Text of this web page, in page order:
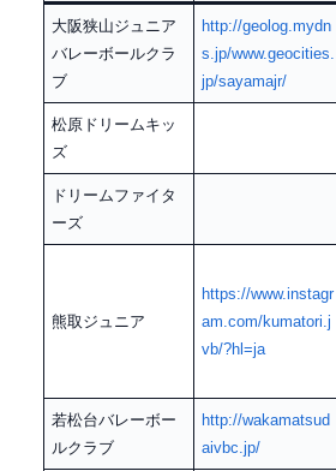
大阪狭山ジュニア
バレーボールクラ
ブ
http://geolog.mydn
s.jp/www.geocities.
jp/sayamajr/
松原ドリームキッ
ズ
ドリームファイタ
ーズ
熊取ジュニア
https://www.instagr
am.com/kumatori.j
vb/?hl=ja
若松台バレーボー
ルクラブ
http://wakamatsud
aivbc.jp/